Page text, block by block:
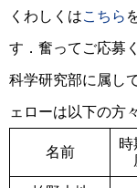
くわしくはこちら
す． 奮ってご応募
科学研究部に属し
ェローは以下の方
名前
時